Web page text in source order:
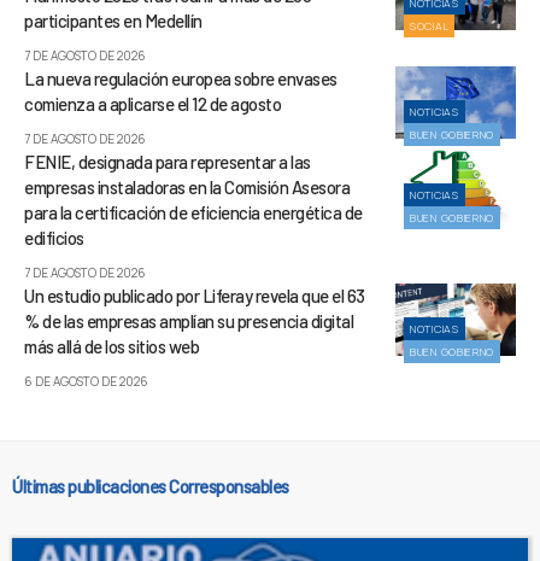
SOCIAL
participantes en Medellín
7 DE AGOSTO DE 2026
NOTICIAS
BUEN GOBIERNO
La nueva regulación europea sobre envases
comienza a aplicarse el 12 de agosto
7 DE AGOSTO DE 2026
NOTICIAS
BUEN GOBIERNO
FENIE, designada para representar a las
empresas instaladoras en la Comisión Asesora
para la certificación de eficiencia energética de
edificios
7 DE AGOSTO DE 2026
NOTICIAS
BUEN GOBIERNO
Un estudio publicado por Liferay revela que el 63
% de las empresas amplían su presencia digital
más allá de los sitios web
6 DE AGOSTO DE 2026
Últimas publicaciones Corresponsables